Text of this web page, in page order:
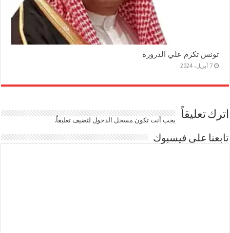
تونس تكرم علي الدرورة
7 أبريل، 2024
اترك تعليقاً يجب أنت تكون مسجل الدخوللتضيف تعليقاً.
تابعنا على فيسبوك